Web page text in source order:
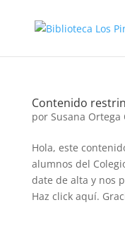
Contenido
por Susana Ortega
Hola, este
alumnos del
date de alta y nos
Haz click aquí.